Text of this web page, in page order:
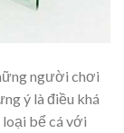
người chơi
ý là điều khá
bể cá với